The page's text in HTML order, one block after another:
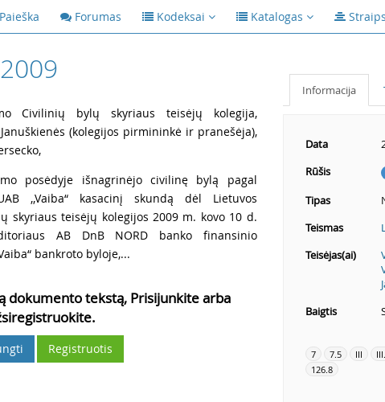
Paieška Forumas Kodeksai Katalogas
Civilinių bylų skyriaus teisėjų kolegija,
(kolegijos pirmininkė ir pranešėja),
posėdyje išnagrinėjo civilinę bylą pagal
,,Vaiba“ kasacinį skundą dėl Lietuvos
skyriaus teisėjų kolegijos 2009 m. kovo 10 d.
AB DnB NORD banko finansinio
bankroto byloje,...
dokumento tekstą, Prisijunkite arba
Registruotis
Informacija
Data
Rūšis
Tipas
Teismas
Teisėjas(ai)
Baigtis
7 7.5 III
126.8